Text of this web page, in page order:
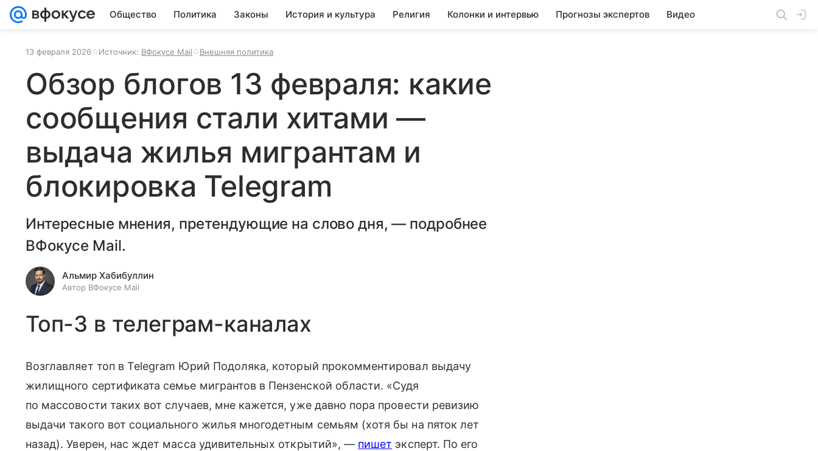
Общество Политика Законы История и культура Религия Колонки и интервью Прогнозы экспертов Видео
13 февраля 2026 Источник: ВФокусе Mail Внешняя политика
Обзор блогов 13 февраля: какие
сообщения стали хитами —
выдача жилья мигрантам и
блокировка Telegram
Интересные мнения, претендующие на слово дня, — подробнее
ВФокусе Mail.
Альмир Хабибуллин
Автор ВФокусе Mail
Топ-3 в телеграм-каналах
Возглавляет топ в Telegram Юрий Подоляка, который прокомментировал выдачу
жилищного сертификата семье мигрантов в Пензенской области. «Судя
по массовости таких вот случаев, мне кажется, уже давно пора провести ревизию
выдачи такого вот социального жилья многодетным семьям (хотя бы на пяток лет
назад). Уверен, нас ждет масса удивительных открытий», — пишет эксперт. По его